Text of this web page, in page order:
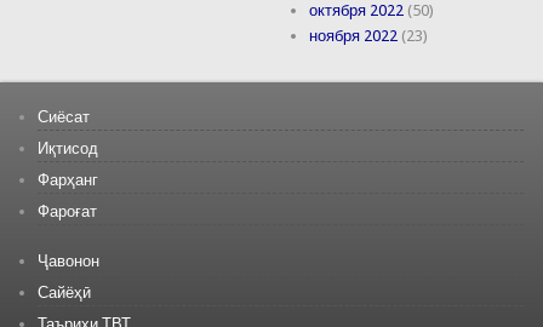
октября 2022 (50)
ноября 2022 (23)
Сиёсат
Иқтисод
Фарҳанг
Фароғат
Ҷавонон
Сайёҳӣ